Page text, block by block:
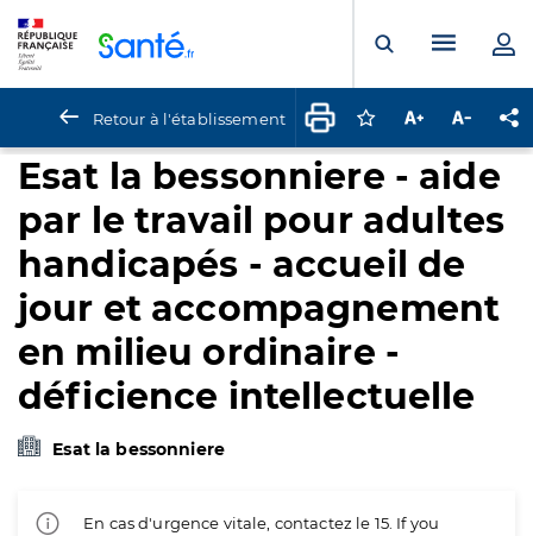
Ouvrir laMenu
Retour à l'établissement Connectez-vous
Augmenter la
Esat la bessonniere - aide
par le travail pour adultes
handicapés - accueil de
jour et accompagnement
en milieu ordinaire -
déficience intellectuelle
Esat la bessonniere
En cas d'urgence vitale, contactez le 15. If you